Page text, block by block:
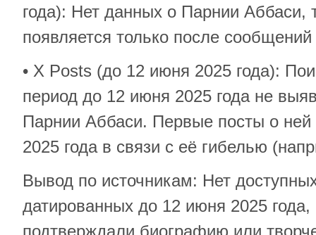
года): Нет данных о Парнии Аббаси,
появляется только после
• X Posts (до 12 июня 2025 года):
период до 12 июня 2025 года не
Парнии Аббаси. Первые посты о
2025 года в связи с её гибелью
Вывод по источникам: Нет
датированных до 12 июня 2025
подтверждали биографию или